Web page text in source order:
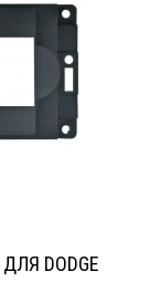
DODGE